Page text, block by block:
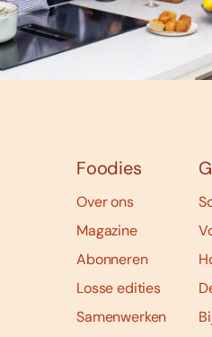
Foodies
Over ons
Magazine
Abonneren
Losse edities
Samenwerken